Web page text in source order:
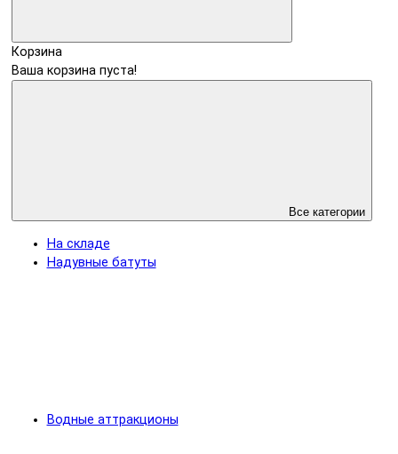
Корзина
Ваша корзина пуста!
Все категории
На складе
Надувные батуты
Водные аттракционы